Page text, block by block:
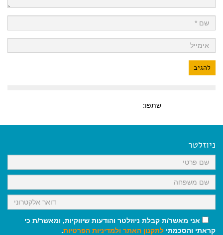
שתפו:
ניוזלטר
אני מאשר/ת קבלת ניוזלטר והודעות שיווקיות, ומאשר/ת כי
קראתי והסכמתי לתקנון האתר ולמדיניות הפרטיות.